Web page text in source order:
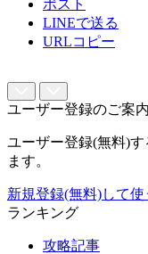
ポスト
LINEで送る
URLコピー
ユーザー登録のご案内
ユーザー登録(無料)
ます。
新規登録(無料)して使
ランキング
攻略記事